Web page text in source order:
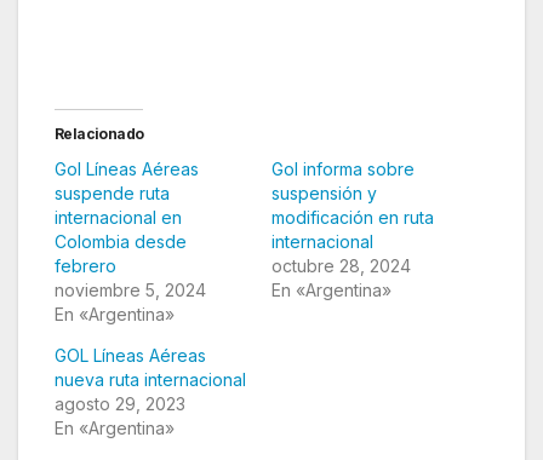
Relacionado
Gol Líneas Aéreas
suspende ruta
internacional en
Colombia desde
febrero
noviembre 5, 2024
En «Argentina»
Gol informa sobre
suspensión y
modificación en ruta
internacional
octubre 28, 2024
En «Argentina»
GOL Líneas Aéreas
nueva ruta internacional
agosto 29, 2023
En «Argentina»